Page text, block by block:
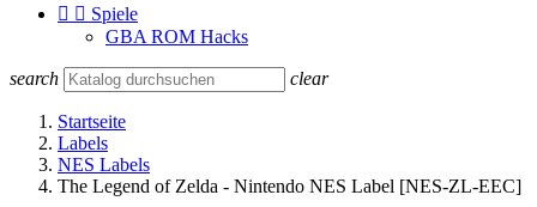
  Spiele
GBA ROM Hacks
search clear
Startseite
Labels
NES Labels
The Legend of Zelda - Nintendo NES Label [NES-ZL-EEC]